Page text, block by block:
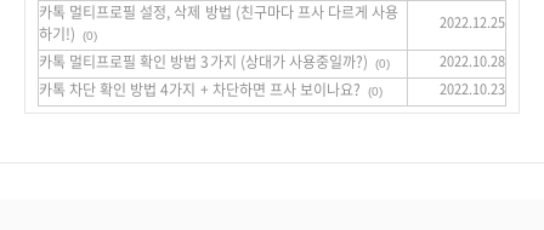
카톡 멀티프로필 설정, 삭제 방법 (친구마다 프사 다르게 사용
하기!)
(0)
2022.12.25
카톡 멀티프로필 확인 방법 3가지 (상대가 사용중일까?) (0) 2022.10.28
카톡 차단 확인 방법 4가지 + 차단하면 프사 보이나요? (0) 2022.10.23